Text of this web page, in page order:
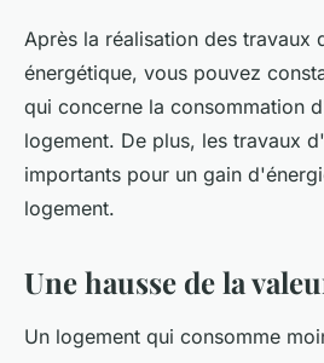
Après la réalisation des travaux
énergétique, vous pouvez
qui concerne la consommation
logement. De plus, les travaux
importants pour un gain
logement.
Une hausse de la
Un logement qui consomme